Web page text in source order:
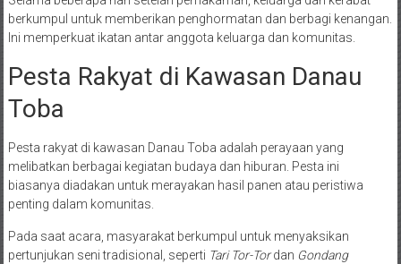
berkumpul untuk memberikan penghormatan dan berbagi kenangan.
Ini memperkuat ikatan antar anggota keluarga dan komunitas.
Pesta Rakyat di Kawasan Danau
Toba
Pesta rakyat di kawasan Danau Toba adalah perayaan yang
melibatkan berbagai kegiatan budaya dan hiburan. Pesta ini
biasanya diadakan untuk merayakan hasil panen atau peristiwa
penting dalam komunitas.
Pada saat acara, masyarakat berkumpul untuk menyaksikan
pertunjukan seni tradisional, seperti Tari Tor-Tordan Gondang